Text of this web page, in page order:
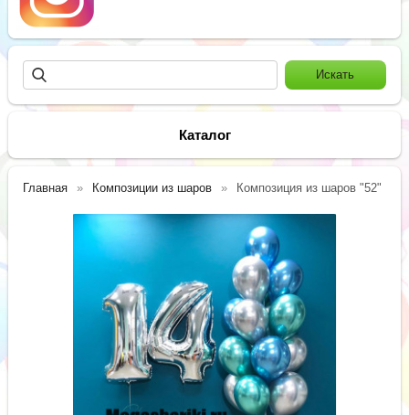
Каталог
Главная Композиции из шаров Композиция из шаров "52"